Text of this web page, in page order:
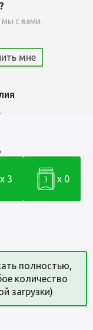
с вами
мне
x 3 3 x 0
полностью,
количество
загрузки)